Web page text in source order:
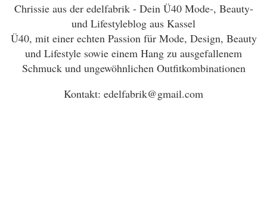
Chrissie aus der edelfabrik - Dein Ü40 Mode-, Beauty-
und Lifestyleblog aus Kassel
Ü40, mit einer echten Passion für Mode, Design, Beauty
und Lifestyle sowie einem Hang zu ausgefallenem
Schmuck und ungewöhnlichen Outfitkombinationen
Kontakt: edelfabrik@gmail.com